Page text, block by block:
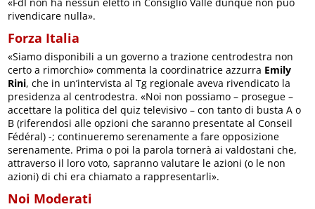
rivendicare nulla».
Forza Italia
«Siamo disponibili a un governo a trazione centrodestra non
certo a rimorchio» commenta la coordinatrice azzurra Emily
Rini, che in un’intervista al Tg regionale aveva rivendicato la
presidenza al centrodestra. «Noi non possiamo – prosegue –
accettare la politica del quiz televisivo – con tanto di busta A o
B (riferendosi alle opzioni che saranno presentate al Conseil
Fédéral) -; continueremo serenamente a fare opposizione
serenamente. Prima o poi la parola tornerà ai valdostani che,
attraverso il loro voto, sapranno valutare le azioni (o le non
azioni) di chi era chiamato a rappresentarli».
Noi Moderati